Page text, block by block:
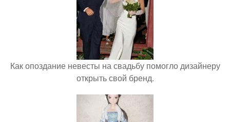
Как опоздание невесты на свадьбу помогло дизайнеру
открыть свой бренд.